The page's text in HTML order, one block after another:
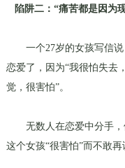
陷阱二：“痛苦都是因为
一个27岁的女孩写信
恋爱了，因为“我很怕失去
觉，很害怕”。
无数人在恋爱中分手，
这个女孩“很害怕”而不敢再